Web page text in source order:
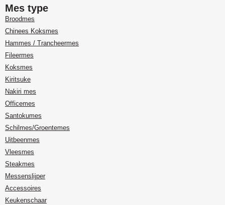
Mes type
Broodmes
Chinees Koksmes
Hammes / Trancheermes
Fileermes
Koksmes
Kiritsuke
Nakiri mes
Officemes
Santokumes
Schilmes/Groentemes
Uitbeenmes
Vleesmes
Steakmes
Messenslijper
Accessoires
Keukenschaar